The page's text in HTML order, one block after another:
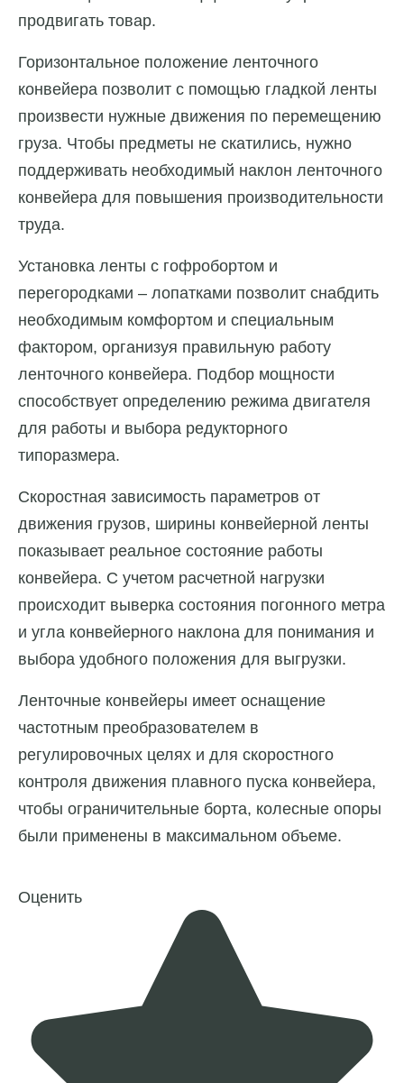
продвигать товар.
Горизонтальное положение ленточного
конвейера позволит с помощью гладкой ленты
произвести нужные движения по перемещению
груза. Чтобы предметы не скатились, нужно
поддерживать необходимый наклон ленточного
конвейера для повышения производительности
труда.
Установка ленты с гофробортом и
перегородками – лопатками позволит снабдить
необходимым комфортом и специальным
фактором, организуя правильную работу
ленточного конвейера. Подбор мощности
способствует определению режима двигателя
для работы и выбора редукторного
типоразмера.
Скоростная зависимость параметров от
движения грузов, ширины конвейерной ленты
показывает реальное состояние работы
конвейера. С учетом расчетной нагрузки
происходит выверка состояния погонного метра
и угла конвейерного наклона для понимания и
выбора удобного положения для выгрузки.
Ленточные конвейеры имеет оснащение
частотным преобразователем в
регулировочных целях и для скоростного
контроля движения плавного пуска конвейера,
чтобы ограничительные борта, колесные опоры
были применены в максимальном объеме.
Оценить